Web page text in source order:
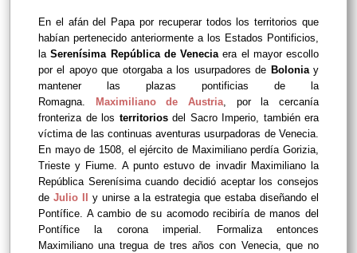
En el afán del Papa por recuperar todos los territorios que
habían pertenecido anteriormente a los Estados Pontificios,
laSerenísima República de Veneciaera el mayor escollo
por el apoyo que otorgaba a los usurpadores de Boloniay
mantener las plazas pontificias de la
Romagna.
Maximiliano de Austria, por la cercanía
fronteriza de los territorios del Sacro Imperio, también era
víctima de las continuas aventuras usurpadoras de Venecia.
En mayo de 1508, el ejército de Maximiliano perdía Gorizia,
Trieste y Fiume. A punto estuvo de invadir Maximiliano la
República Serenísima cuando decidió aceptar los consejos
de Julio II
y unirse a la estrategia que estaba diseñando el
Pontífice. A cambio de su acomodo recibiría de manos del
Pontífice la corona imperial. Formaliza entonces
Maximiliano una tregua de tres años con Venecia, que no